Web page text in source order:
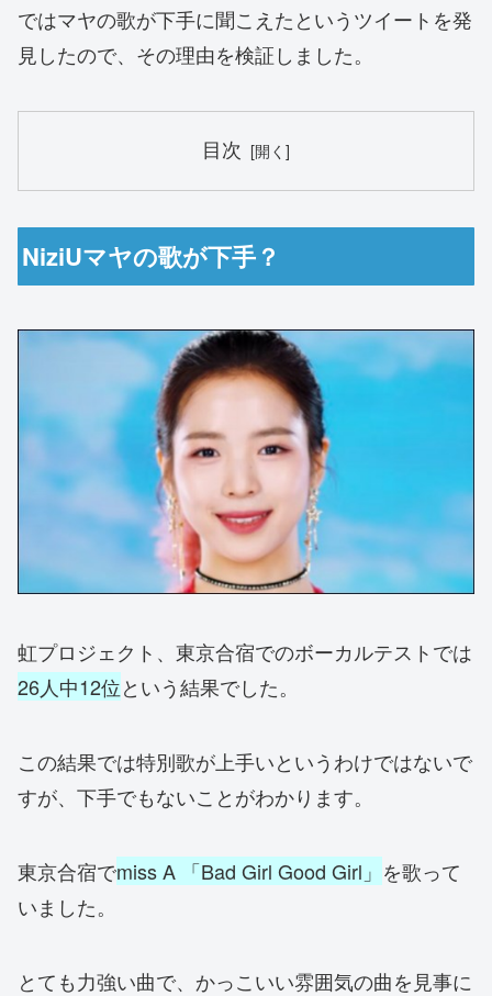
ではマヤの歌が下手に聞こえたというツイートを発
見したので、その理由を検証しました。
目次
NiziUマヤの歌が下手？
虹プロジェクト、東京合宿でのボーカルテストでは
26人中12位という結果でした。
この結果では特別歌が上手いというわけではないで
すが、下手でもないことがわかります。
東京合宿でmiss A 「Bad Girl Good Girl」 を歌って
いました。
とても力強い曲で、かっこいい雰囲気の曲を見事に